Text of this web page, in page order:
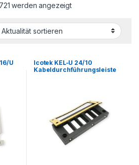
werden angezeigtNach Aktualität
U
Icotek KEL-U 24/10
Kabeldurchführungsleiste